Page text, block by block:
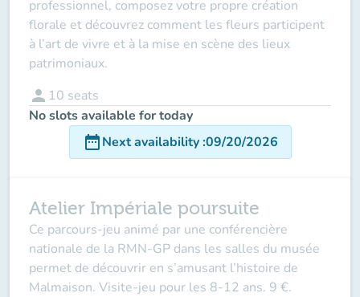
professionnel, composez votre propre création
florale et découvrez comment les fleurs participent
à l’art de vivre et à la mise en scène des lieux
patrimoniaux.
person 10 seats
No slots available for today
date_rangeNext availability:09/20/2026
Atelier Impériale poursuite
Ce parcours-jeu animé par une conférencière
nationale de la RMN-GP dans les salles du musée
permet de découvrir en s’amusant l’histoire de
Malmaison. Visite-jeu pour les 8-12 ans. 9 €.